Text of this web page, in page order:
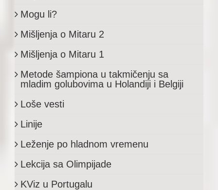
Mogu li?
Mišljenja o Mitaru 2
Mišljenja o Mitaru 1
Metode šampiona u takmičenju sa
mladim golubovima u Holandiji i Belgiji
Loše vesti
Linije
Leženje po hladnom vremenu
Lekcija sa Olimpijade
KViz u Portugalu